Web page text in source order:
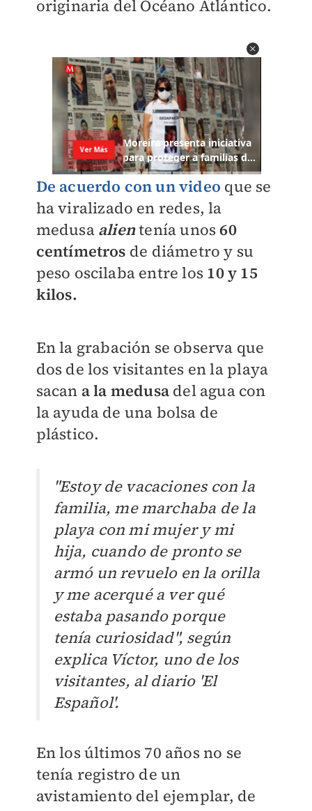
originaria del Océano Atlántico.
De acuerdo con un video que se
ha viralizado en redes, la
medusa alientenía unos60
centímetros de diámetro y su
peso oscilaba entre los 10 y 15
kilos.
En la grabación se observa que
dos de los visitantes en la playa
sacan a la medusadel agua con
la ayuda de una bolsa de
plástico.
"Estoy de vacaciones con la
familia, me marchaba de la
playa con mi mujer y mi
hija, cuando de pronto se
armó un revuelo en la orilla
y me acerqué a ver qué
estaba pasando porque
tenía curiosidad", según
explica Víctor, uno de los
visitantes, al diario 'El
Español'.
En los últimos 70 años no se
tenía registro de un
avistamiento del ejemplar, de